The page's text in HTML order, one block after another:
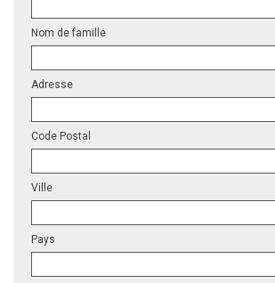
Nom de famille
Adresse
Code Postal
Ville
Pays